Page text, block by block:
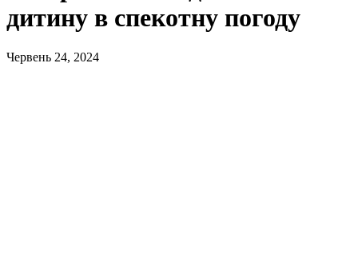
дитину в спекотну погоду
Червень 24, 2024